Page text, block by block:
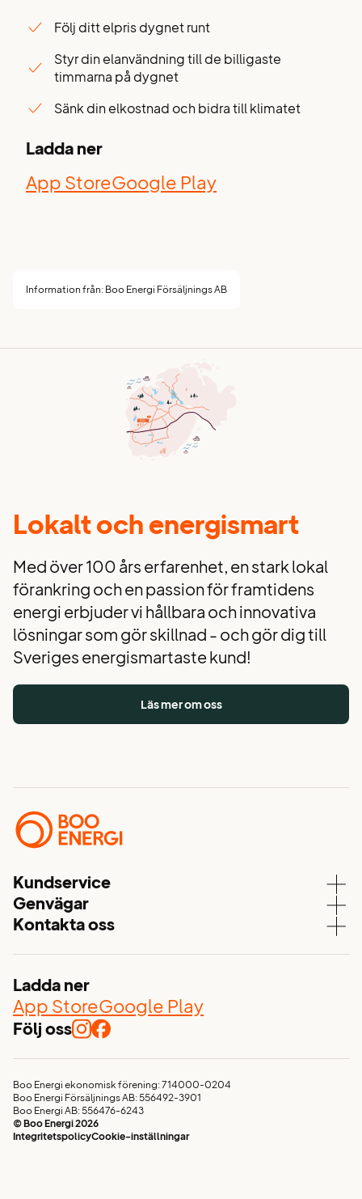
Följ ditt elpris dygnet runt
Styr din elanvändning till de billigaste
timmarna på dygnet
Sänk din elkostnad och bidra till klimatet
Ladda ner
App StoreGoogle Play
Information från: Boo Energi Försäljnings AB
Lokalt och energismart
Med över 100 års erfarenhet, en stark lokal
förankring och en passion för framtidens
energi erbjuder vi hållbara och innovativa
lösningar som gör skillnad - och gör dig till
Sveriges energismartaste kund!
Läs mer om oss
Kundservice
Kundservice
Aktuell driftstatus
Mina sidor
Genvägar
Våra elavtal
Nyhetsflöde
Glöm inte elen vid flytten!
Visselblåsarfunktion
Jobba hos oss
Kontakta oss
Värmdövägen 657
Box 103
132 23, Saltsjö-Boo
Ladda ner
App StoreGoogle Play
Följ oss
© Boo Energi 2026
IntegritetspolicyCookie-inställningar
Boo Energi ekonomisk förening: 714000-0204
Boo Energi Försäljnings AB: 556492-3901
Boo Energi AB: 556476-6243